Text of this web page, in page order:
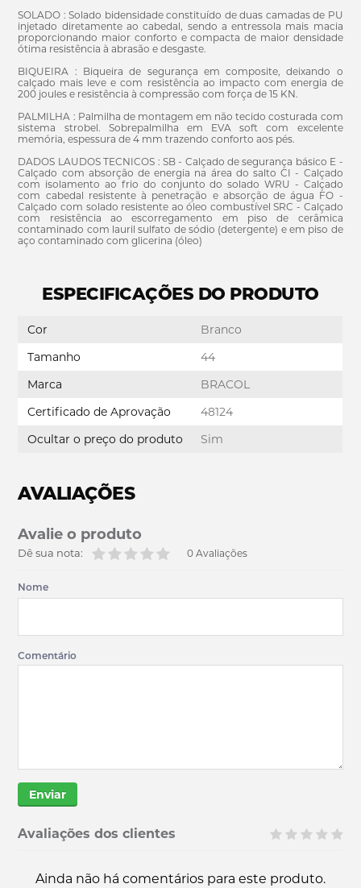
SOLADO : Solado bidensidade constituído de duas camadas de PU
injetado diretamente ao cabedal, sendo a entressola mais macia
proporcionando maior conforto e compacta de maior densidade
ótima resistência à abrasão e desgaste.
BIQUEIRA : Biqueira de segurança em composite, deixando o
calçado mais leve e com resistência ao impacto com energia de
200 joules e resistência à compressão com força de 15 KN.
PALMILHA : Palmilha de montagem em não tecido costurada com
sistema strobel. Sobrepalmilha em EVA soft com excelente
memória, espessura de 4 mm trazendo conforto aos pés.
DADOS LAUDOS TECNICOS : SB - Calçado de segurança básico E -
Calçado com absorção de energia na área do salto CI - Calçado
com isolamento ao frio do conjunto do solado WRU - Calçado
com cabedal resistente à penetração e absorção de água FO -
Calçado com solado resistente ao óleo combustível SRC - Calçado
com resistência ao escorregamento em piso de cerâmica
contaminado com lauril sulfato de sódio (detergente) e em piso de
aço contaminado com glicerina (óleo)
ESPECIFICAÇÕES DO PRODUTO
Cor
Branco
Tamanho
44
Marca
BRACOL
Certificado de Aprovação
48124
Ocultar o preço do produto
Sim
AVALIAÇÕES
Avalie o produto
0 Avaliações
Dê sua nota:
Nome
Comentário
Enviar
Avaliações dos clientes
Ainda não há comentários para este produto.